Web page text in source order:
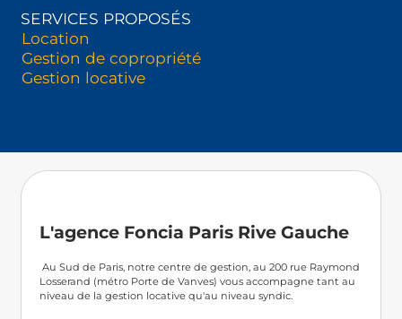
SERVICES PROPOSÉS
Location
Gestion de copropriété
Gestion locative
L'agence Foncia Paris Rive Gauche
Au Sud de Paris, notre centre de gestion, au 200 rue Raymond
Losserand (métro Porte de Vanves) vous accompagne tant au
niveau de la gestion locative qu'au niveau syndic.